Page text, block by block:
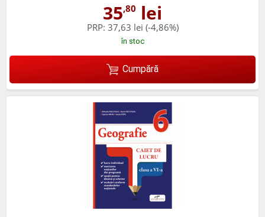
35,80 lei
PRP: 37,63 lei (-4,86%)
în stoc
Cumpără